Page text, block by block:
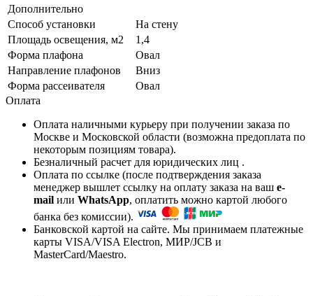
Дополнительно
Способ установки
На стену
Площадь освещения, м2
1,4
Форма плафона
Овал
Направление плафонов
Вниз
Форма рассеивателя
Овал
Оплата
Оплата наличными курьеру при получении заказа по
Москве и Московской области (возможна предоплата по
некоторым позициям товара).
Безналичный расчет для юридических лиц .
Оплата по ссылке (после подтверждения заказа
менеджер вышлет ссылку на оплату заказа на ваш e-
mail или WhatsApp, оплатить можно картой любого
банка без комиссии).
Банковской картой на сайте. Мы принимаем платежные
карты VISA/VISA Electron, МИР/JCB и
MasterCard/Maestro.